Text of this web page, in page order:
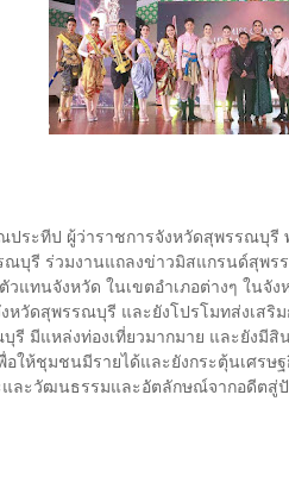
ระทีป ผู้ว่าราชการจังหวัดสุพรรณบุรี
ณบุรี ร่วมงานแถลงข่าวมิสแกรนด์สุพ
วแทนจังหวัด ในเขตอำเภอต่างๆ ในจั
หวัดสุพรรณบุรี และยังโปรโมทส่งเสริ
รี มีแหล่งท่องเที่ยวมากมาย และยังมี
ให้ชุมชนมีรายได้และยังกระตุ้นเศรษ
และวัฒนธรรมและอัตลักษณ์จากอดีตสู่